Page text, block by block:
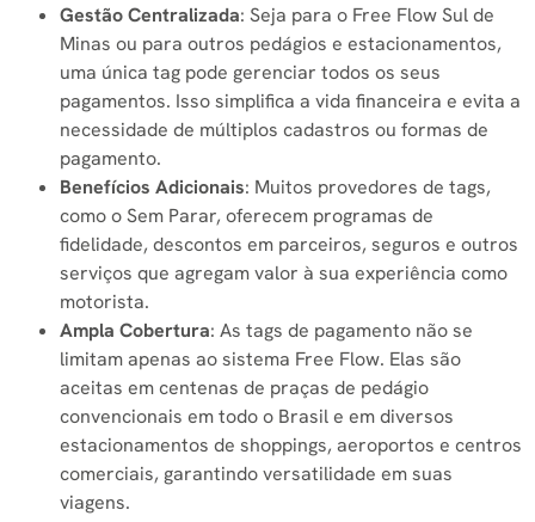
Gestão Centralizada: Seja para o Free Flow Sul de
Minas ou para outros pedágios e estacionamentos,
uma única tag pode gerenciar todos os seus
pagamentos. Isso simplifica a vida financeira e evita a
necessidade de múltiplos cadastros ou formas de
pagamento.
Benefícios Adicionais: Muitos provedores de tags,
como o Sem Parar, oferecem programas de
fidelidade, descontos em parceiros, seguros e outros
serviços que agregam valor à sua experiência como
motorista.
Ampla Cobertura: As tags de pagamento não se
limitam apenas ao sistema Free Flow. Elas são
aceitas em centenas de praças de pedágio
convencionais em todo o Brasil e em diversos
estacionamentos de shoppings, aeroportos e centros
comerciais, garantindo versatilidade em suas
viagens.